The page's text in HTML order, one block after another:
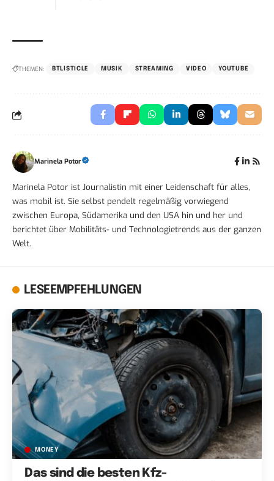
THEMEN: BTLISTICLE MUSIK STREAMING VIDEO YOUTUBE
Marinela Potor
Marinela Potor ist Journalistin mit einer Leidenschaft für alles,
was mobil ist. Sie selbst pendelt regelmäßig vorwiegend
zwischen Europa, Südamerika und den USA hin und her und
berichtet über Mobilitäts- und Technologietrends aus der ganzen
Welt.
LESEEMPFEHLUNGEN
MONEY
Das sind die besten Kfz-